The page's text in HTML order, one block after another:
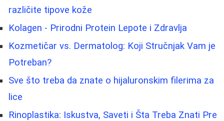
različite tipove kože
Kolagen - Prirodni Protein Lepote i Zdravlja
Kozmetičar vs. Dermatolog: Koji Stručnjak Vam je
Potreban?
Sve što treba da znate o hijaluronskim filerima za
lice
Rinoplastika: Iskustva, Saveti i Šta Treba Znati Pre